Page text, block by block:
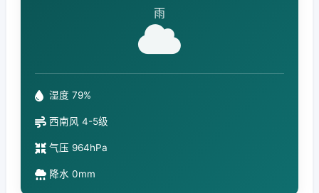
雨
湿度 79%
西南风 4-5级
气压 964hPa
降水 0mm